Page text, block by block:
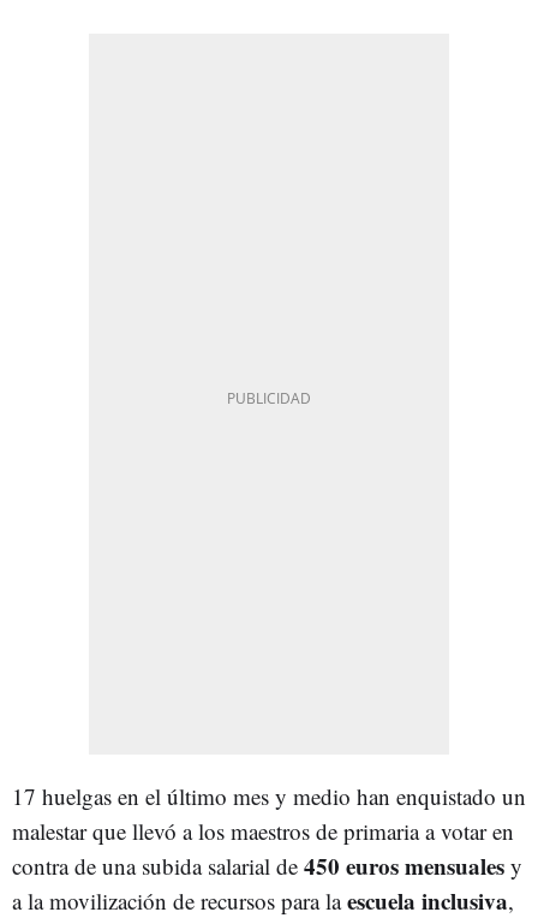
17 huelgas en el último mes y medio han enquistado un
malestar que llevó a los maestros de primaria a votar en
contra de una subida salarial de 450 euros mensuales y
a la movilización de recursos para laescuela inclusiva,